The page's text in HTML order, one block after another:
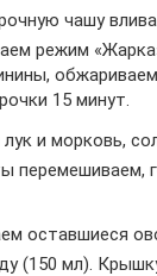
чашу
режим
15 минут.
и морковь,
перемешиваем,
оставшиеся
(150 мл).